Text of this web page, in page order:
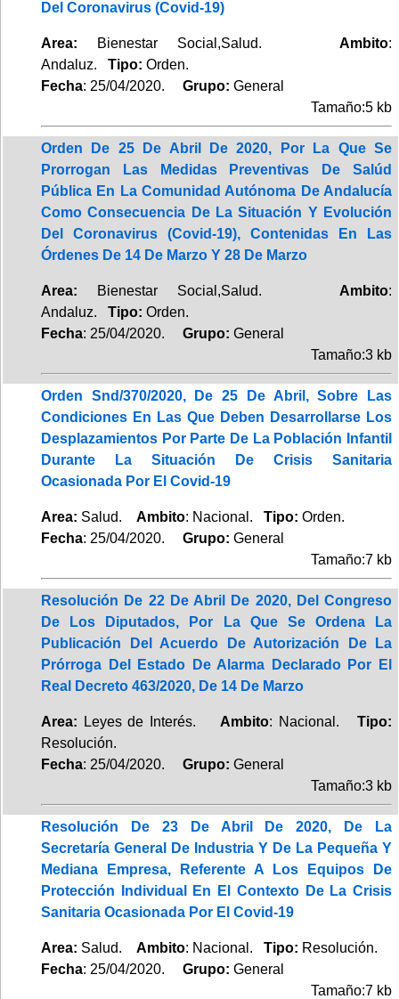
Del Coronavirus (Covid-19)
Area: Bienestar Social,Salud. Ambito:
Andaluz. Tipo: Orden.
Fecha: 25/04/2020. Grupo: General
Tamaño:5 kb
Orden De 25 De Abril De 2020, Por La Que Se
Prorrogan Las Medidas Preventivas De Salúd
Pública En La Comunidad Autónoma De Andalucía
Como Consecuencia De La Situación Y Evolución
Del Coronavirus (Covid-19), Contenidas En Las
Órdenes De 14 De Marzo Y 28 De Marzo
Area: Bienestar Social,Salud. Ambito:
Andaluz. Tipo: Orden.
Fecha: 25/04/2020. Grupo: General
Tamaño:3 kb
Orden Snd/370/2020, De 25 De Abril, Sobre Las
Condiciones En Las Que Deben Desarrollarse Los
Desplazamientos Por Parte De La Población Infantil
Durante La Situación De Crisis Sanitaria
Ocasionada Por El Covid-19
Area: Salud. Ambito: Nacional. Tipo: Orden.
Fecha: 25/04/2020. Grupo: General
Tamaño:7 kb
Resolución De 22 De Abril De 2020, Del Congreso
De Los Diputados, Por La Que Se Ordena La
Publicación Del Acuerdo De Autorización De La
Prórroga Del Estado De Alarma Declarado Por El
Real Decreto 463/2020, De 14 De Marzo
Area: Leyes de Interés. Ambito: Nacional.Tipo:
Resolución.
Fecha: 25/04/2020. Grupo: General
Tamaño:3 kb
Resolución De 23 De Abril De 2020, De La
Secretaría General De Industria Y De La Pequeña Y
Mediana Empresa, Referente A Los Equipos De
Protección Individual En El Contexto De La Crisis
Sanitaria Ocasionada Por El Covid-19
Area: Salud. Ambito: Nacional. Tipo: Resolución.
Fecha: 25/04/2020. Grupo: General
Tamaño:7 kb